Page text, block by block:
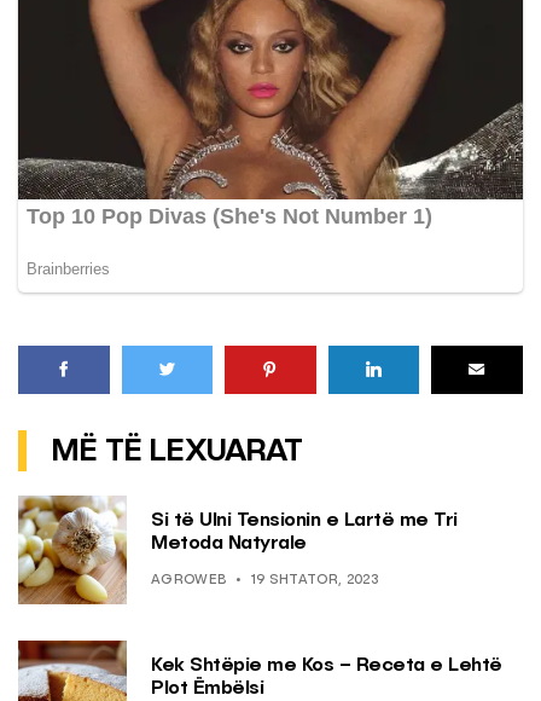
MË TË LEXUARAT
Si të Ulni Tensionin e Lartë me Tri
Metoda Natyrale
AGROWEB 19 SHTATOR, 2023
Kek Shtëpie me Kos – Receta e Lehtë
Plot Ëmbëlsi